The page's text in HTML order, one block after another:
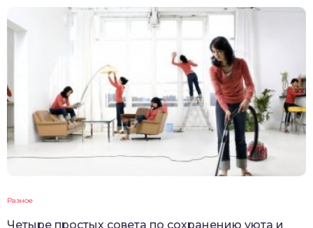
Разное
Четыре простых совета по сохранению уюта и